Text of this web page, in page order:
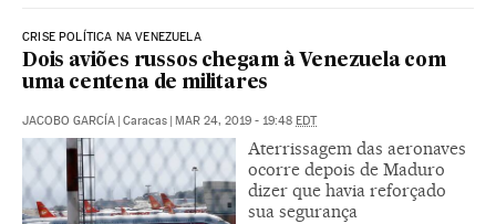
CRISE POLÍTICA NA VENEZUELA
Dois aviões russos chegam à Venezuela com
uma centena de militares
JACOBO GARCÍA Caracas MAR 24, 2019 - 19:48 EDT
Aterrissagem das aeronaves
ocorre depois de Maduro
dizer que havia reforçado
sua segurança